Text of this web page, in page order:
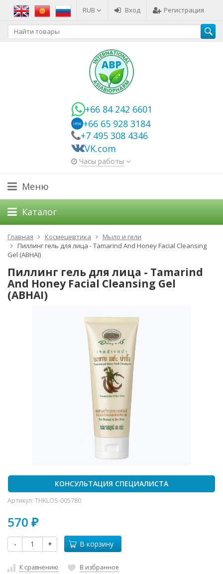
RUB Вход Регистрация
+66 84 242 6601
imo +66 65 928 3184
+7 495 308 4346
VK.com
Часы работы
Меню
Каталог
Главная Космецевтика
Мыло и гели
Пиллинг гель для лица - Tamarind And Honey Facial Cleansing
Gel (ABHAI)
Пиллинг гель для лица - Tamarind
And Honey Facial Cleansing Gel
(ABHAI)
КОНСУЛЬТАЦИЯ СПЕЦИАЛИСТА
Артикул: THKLOS-005780
570 ₽
- + В корзину
К сравнению В избранное